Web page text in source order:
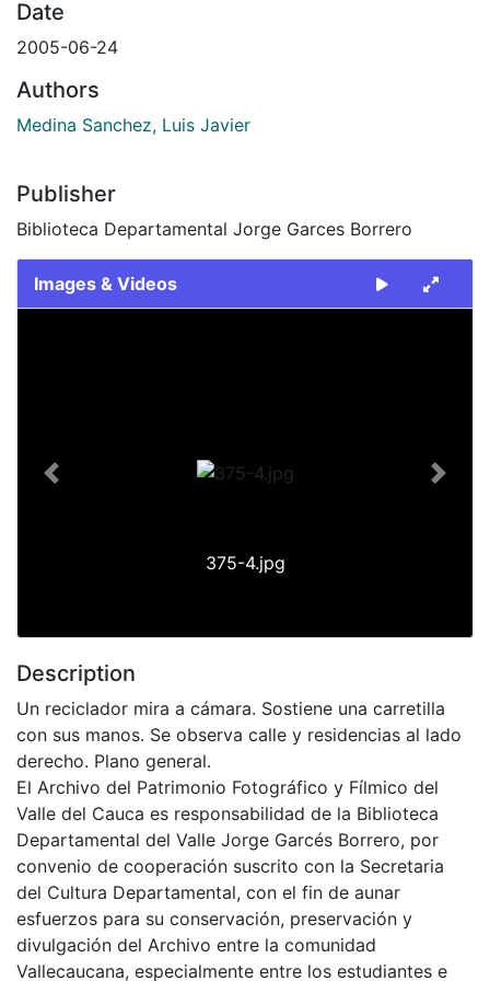
Date
2005-06-24
Authors
Medina Sanchez, Luis Javier
Publisher
Biblioteca Departamental Jorge Garces Borrero
Images & Videos
375-4.jpg
Previous Next
Description
Un reciclador mira a cámara. Sostiene una carretilla
con sus manos. Se observa calle y residencias al lado
derecho. Plano general.
El Archivo del Patrimonio Fotográfico y Fílmico del
Valle del Cauca es responsabilidad de la Biblioteca
Departamental del Valle Jorge Garcés Borrero, por
convenio de cooperación suscrito con la Secretaria
del Cultura Departamental, con el fin de aunar
esfuerzos para su conservación, preservación y
divulgación del Archivo entre la comunidad
Vallecaucana, especialmente entre los estudiantes e